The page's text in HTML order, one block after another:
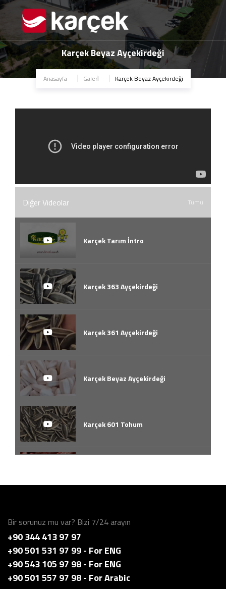
Karçek Beyaz Ayçekirdeği
Anasayfa Galeri̇ Karçek Beyaz Ayçekirdeği
Diğer Videolar Tümü
Karçek Tarım İntro
Karçek 363 Ayçekirdeği
Karçek 361 Ayçekirdeği
Karçek Beyaz Ayçekirdeği
Karçek 601 Tohum
Karçek fabrika ürün elemesi
Bir sorunuz mu var? Bizi 7/24 arayın
+90 344 413 97 97
+90 501 531 97 99 - For ENG
+90 543 105 97 98 - For ENG
+90 501 557 97 98 - For Arabic